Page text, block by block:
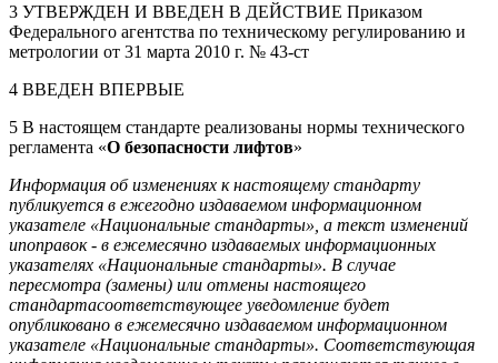
3 УТВЕРЖДЕН И ВВЕДЕН В ДЕЙСТВИЕ Приказом
Федерального агентства по техническому регулированию и
метрологии от 31 марта 2010 г. № 43-ст
4 ВВЕДЕН ВПЕРВЫЕ
5 В настоящем стандарте реализованы нормы технического
регламента «О безопасности лифтов»
Информация об изменениях к настоящему стандарту
публикуется в ежегодно издаваемом информационном
указателе «Национальные стандарты», а текст изменений
ипоправок - в ежемесячно издаваемых информационных
указателях «Национальные стандарты». В случае
пересмотра (замены) или отмены настоящего
стандартасоответствующее уведомление будет
опубликовано в ежемесячно издаваемом информационном
указателе «Национальные стандарты». Соответствующая